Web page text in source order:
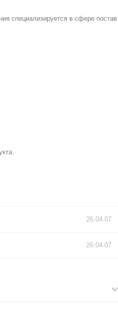
специализируется в сфере постав
26.04.07
26.04.07